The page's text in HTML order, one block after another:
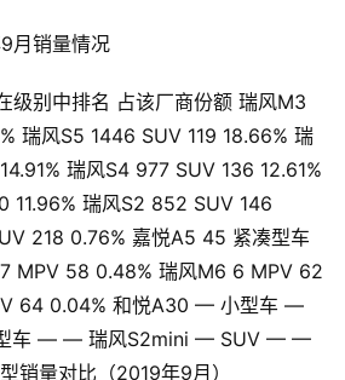
月销量情况
级别中排名 占该厂商份额 瑞风M3
瑞风S5 1446 SUV 119 18.66% 瑞
瑞风S4 977 SUV 136 12.61%
11.96% 瑞风S2 852 SUV 146
218 0.76% 嘉悦A5 45 紧凑型车
MPV 58 0.48% 瑞风M6 6 MPV 62
64 0.04% 和悦A30 — 小型车 —
车 — — 瑞风S2mini — SUV — —
销量对比（2019年9月）